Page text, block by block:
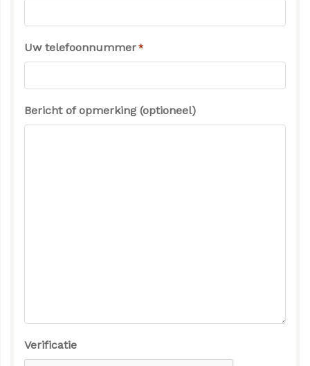
Uw telefoonnummer *
Bericht of opmerking (optioneel)
Verificatie